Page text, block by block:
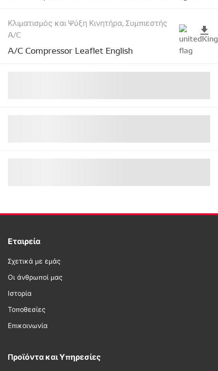
Κλιματισμός και Ψύξη Κινητήρα, Συμπιεστής
A/C
A/C Compressor Leaflet English
Εταιρεία
Σχετικά με εμάς
Οι άνθρωποί μας
Ιστορία
Τοποθεσίες
Επικοινωνία
Προϊόντα και Υπηρεσίες